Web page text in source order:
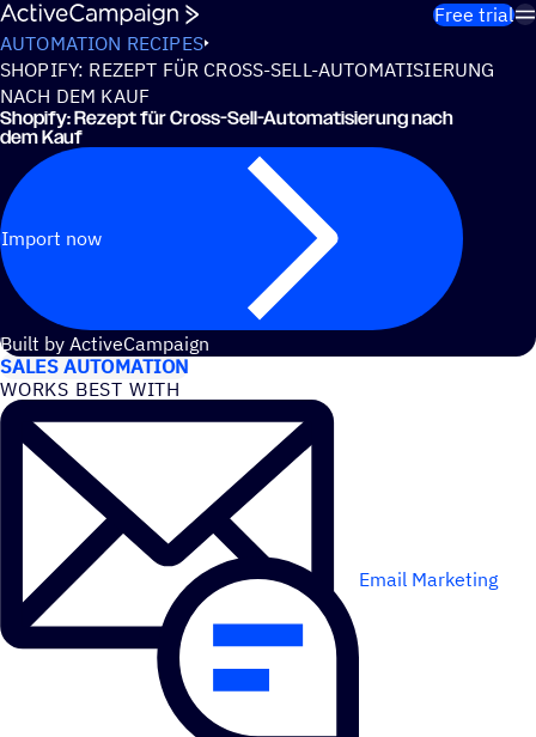
Skip to content
Free trial
AUTOMATION RECIPES
SHOPIFY: REZEPT FÜR CROSS-SELL-AUTOMATISIERUNG
NACH DEM KAUF
Shopify: Rezept für Cross-Sell-Automatisierung nach
dem Kauf
Import now
Built by ActiveCampaign
USE CASES
SALES AUTOMATION
WORKS BEST WITH
Email Marketing